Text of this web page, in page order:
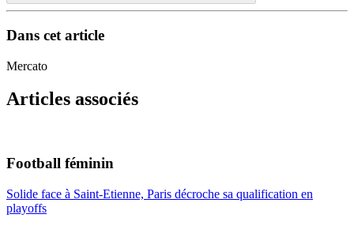
Dans cet article
Mercato
Articles associés
Football féminin
Solide face à Saint-Etienne, Paris décroche sa qualification en
playoffs